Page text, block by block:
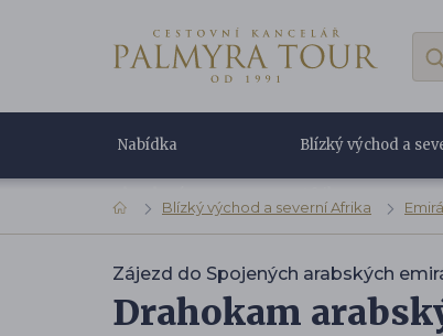
Nabídka Blízký východ a
Blízký východ a severní Afrika
Zájezd do Spojených arabských
Drahokam